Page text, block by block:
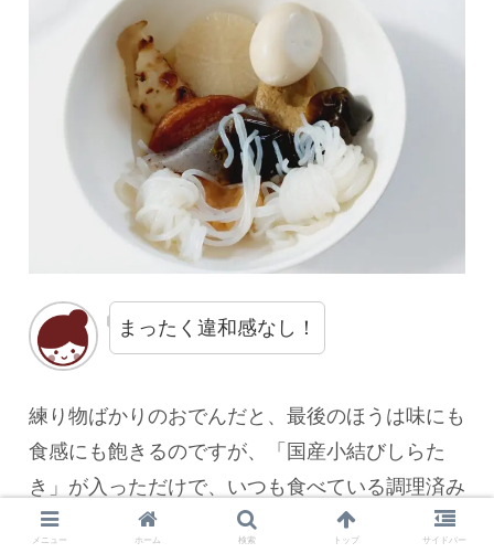
まったく違和感なし！
練り物ばかりのおでんだと、最後のほうは味にも
食感にも飽きるのですが、「国産小結びしらた
き」が入っただけで、いつも食べている調理済み
おでんとは別物になりました。
メニュー ホーム 検索 トップ サイドバー